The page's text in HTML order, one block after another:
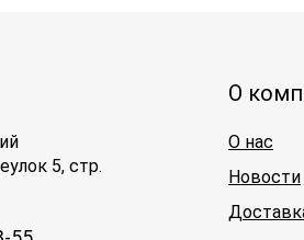
5, стр.
О
О нас
Новости